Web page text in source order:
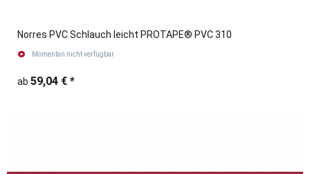
Norres PVC Schlauch leicht PROTAPE® PVC 310
Momentan nicht verfügbar
ab 59,04 € *